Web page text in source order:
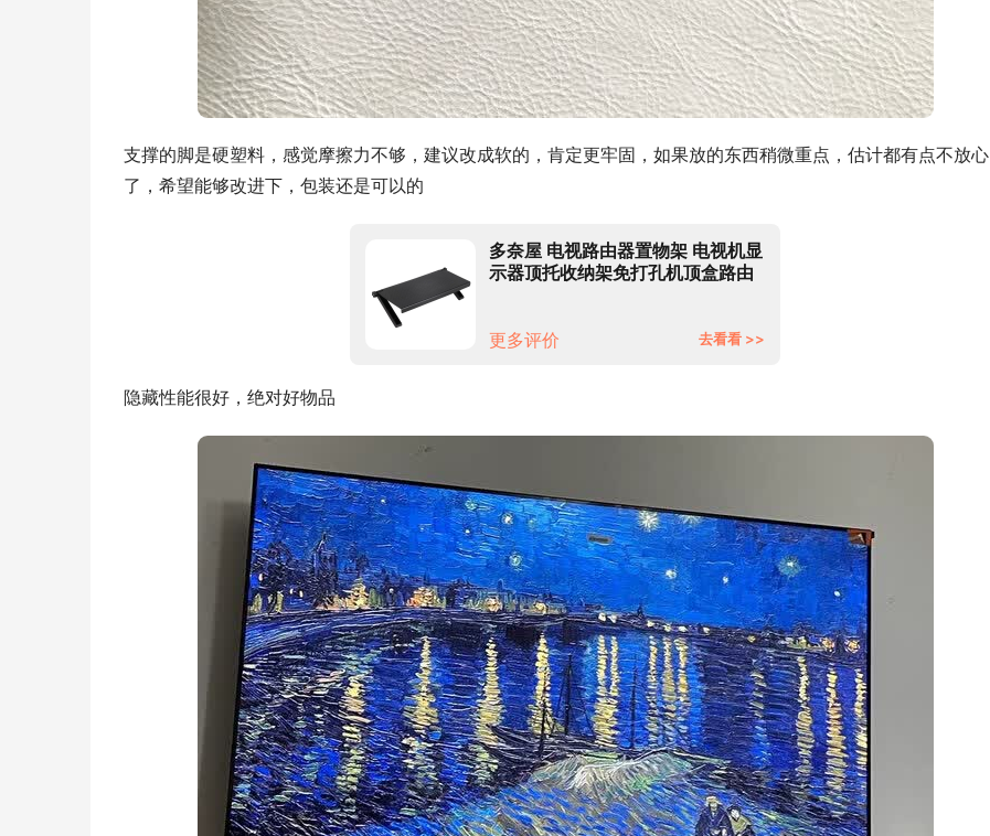
支撑的脚是硬塑料，感觉摩擦力不够，建议改成软的，肯定更牢固，如果放的东西稍微重点，估计都有点不放心
了，希望能够改进下，包装还是可以的
多奈屋 电视路由器置物架 电视机显
示器顶托收纳架免打孔机顶盒路由
更多评价
去看看 >>
隐藏性能很好，绝对好物品